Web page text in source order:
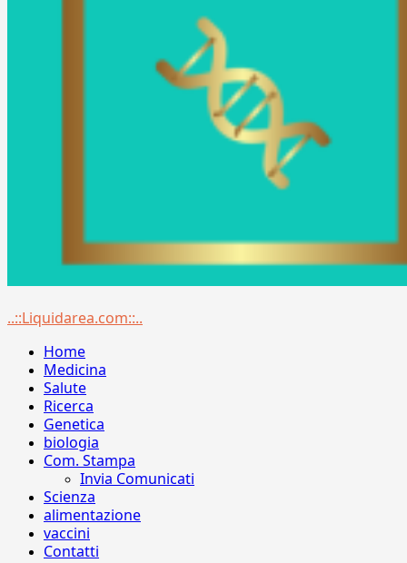
Menu
..::Liquidarea.com::..
Home
Medicina
Salute
Ricerca
Genetica
biologia
Com. Stampa
Invia Comunicati
Scienza
alimentazione
vaccini
Contatti